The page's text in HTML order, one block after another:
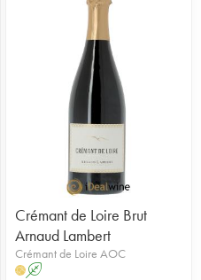
Crémant de Loire Brut
Arnaud Lambert
Crémant de Loire AOC
HA